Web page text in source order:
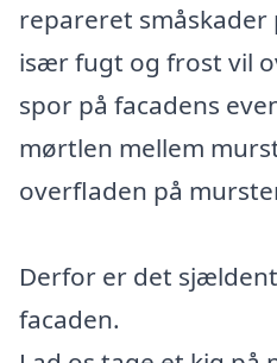
repareret
især fugt og frost vil
spor på facadens
mørtlen mellem
overfladen på
Derfor er det
facaden.